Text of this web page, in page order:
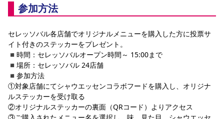
参加方法
セレッソバル各店舗でオリジナルメニューを購入した方に投票サ
イト付きのステッカーをプレゼント。
◾️時間：セレッソバルオープン時間～ 15:00まで
◾️場所：セレッソバル 24店舗
◾️参加方法
①対象店舗にてシャウエッセンコラボフードを購入し、オリジナ
ルステッカーを受け取る
②オリジナルステッカーの裏面（QRコード）よりアクセス